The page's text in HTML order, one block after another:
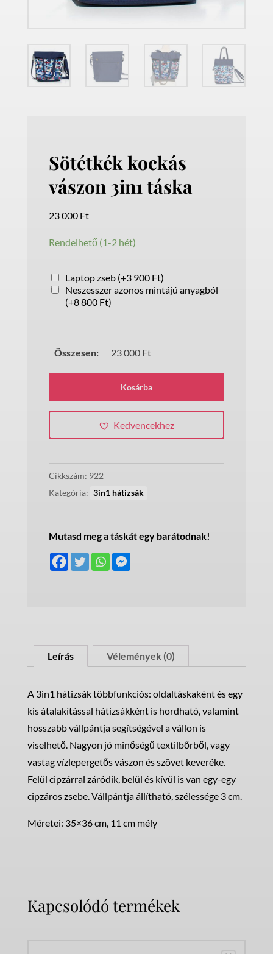
Sötétkék kockás
vászon 3in1 táska
23 000 Ft
Rendelhető (1-2 hét)
Laptop zseb (+3 900 Ft)
Neszesszer azonos mintájú anyagból
(+8 800 Ft)
Összesen: 23 000 Ft
kockás
vászon
mennyiség
Kosárba
Kedvencekhez
Cikkszám: 922
Kategória: 3in1 hátizsák
Mutasd meg a táskát egy barátodnak!
Leírás Vélemények (0)
A 3in1 hátizsák többfunkciós: oldaltáskaként és egy
kis átalakítással hátizsákként is hordható, valamint
hosszabb vállpántja segítségével a vállon is
viselhető. Nagyon jó minőségű textilbőrből, vagy
vastag vízlepergetős vászon és szövet keveréke.
Felül cipzárral záródik, belül és kívül is van egy-egy
cipzáros zsebe. Vállpántja állítható, szélessége 3 cm.
Méretei: 35×36 cm, 11 cm mély
Kapcsolódó termékek